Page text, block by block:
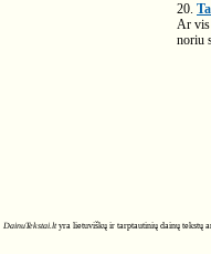
20.
Ar vis
noriu
DainuTekstai.ltyra lietuviškų ir tarptautinių dainų tekstų